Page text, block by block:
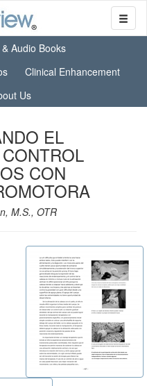
Audio Books
Clinical Enhancement
Us
EL
CON
M.S., OTR